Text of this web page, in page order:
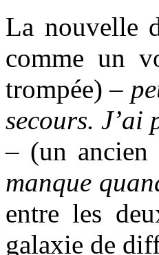
La nouvelle
comme un
trompée) –
secours. J’ai
– (un ancien
manque
entre les
galaxie de